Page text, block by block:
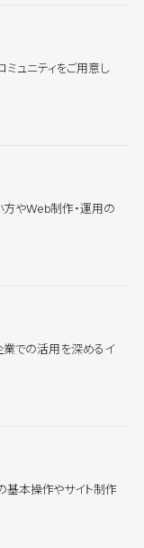
ュニティをご用意し
やWeb制作・運用の
での活用を深めるイ
基本操作やサイト制作